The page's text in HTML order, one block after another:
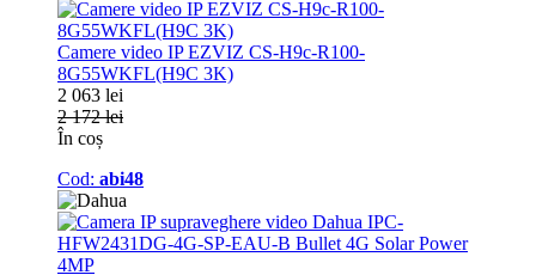
Camere video IP EZVIZ CS-H9c-R100-
8G55WKFL(H9C 3K)
2 063 lei
2 172 lei
În coș
Cod: abi48